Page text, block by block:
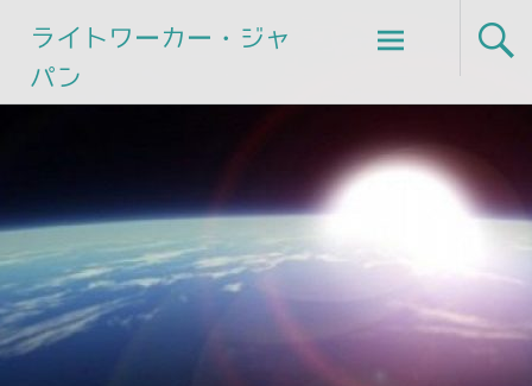
ライトワーカー・ジャ
パン
Skip
to